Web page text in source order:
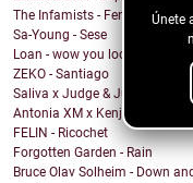
Únete
The Infamists - Feral Noises
Sa-Young - Sese
Loan - wow you look
ZEKO - Santiago
Saliva x Judge & Jury - Sadistic
Antonia XM x Kenji Araki -
FELIN - Ricochet
Forgotten Garden - Rain
Bruce Olav Solheim - Down